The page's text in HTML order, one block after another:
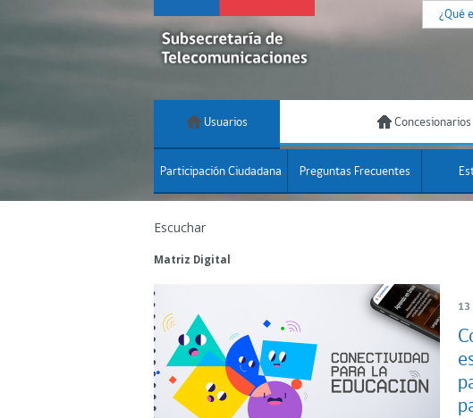
¿Qué
Usuarios
Participación Ciudadana Preguntas Frecuentes
Escuchar
Matriz Digital
13